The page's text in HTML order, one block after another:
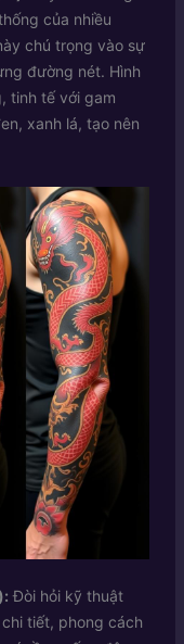
của nhiều
chú trọng vào sự
đường nét. Hình
tinh tế với gam
xanh lá, tạo nên
Đòi hỏi kỹ thuật
tiết, phong cách